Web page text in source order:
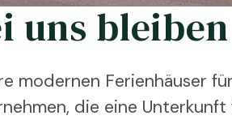
uns bleiben
modernen Ferienhäuser
die eine